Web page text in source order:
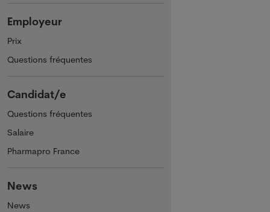
Employeur
Prix
Questions fréquentes
Candidat/e
Questions fréquentes
Salaire
Pharmapro France
News
News